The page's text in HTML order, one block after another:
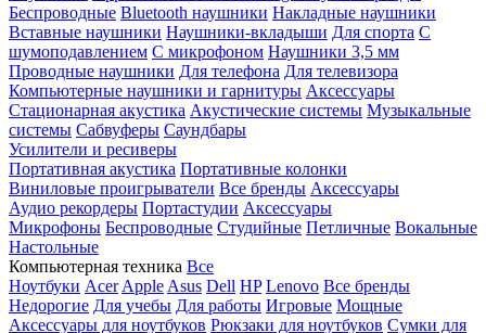
Беспроводные Bluetooth наушники Накладные наушники
Вставные наушники Наушники-вкладыши Для спорта С
шумоподавлением С микрофоном Наушники 3,5 мм
Проводные наушники Для телефона Для телевизора
Компьютерные наушники и гарнитуры Аксессуары
Стационарная акустика Акустические системы Музыкальные
системы Сабвуферы Саундбары
Усилители и ресиверы
Портативная акустика Портативные колонки
Виниловые проигрыватели Все бренды Аксессуары
Аудио рекордеры Портастудии Аксессуары
Микрофоны Беспроводные Студийные Петличные Вокальные
Настольные
Компьютерная техника Все
Ноутбуки Acer Apple Asus Dell HP Lenovo Все бренды
Недорогие Для учебы Для работы Игровые Мощные
Аксессуары для ноутбуков Рюкзаки для ноутбуков Сумки для